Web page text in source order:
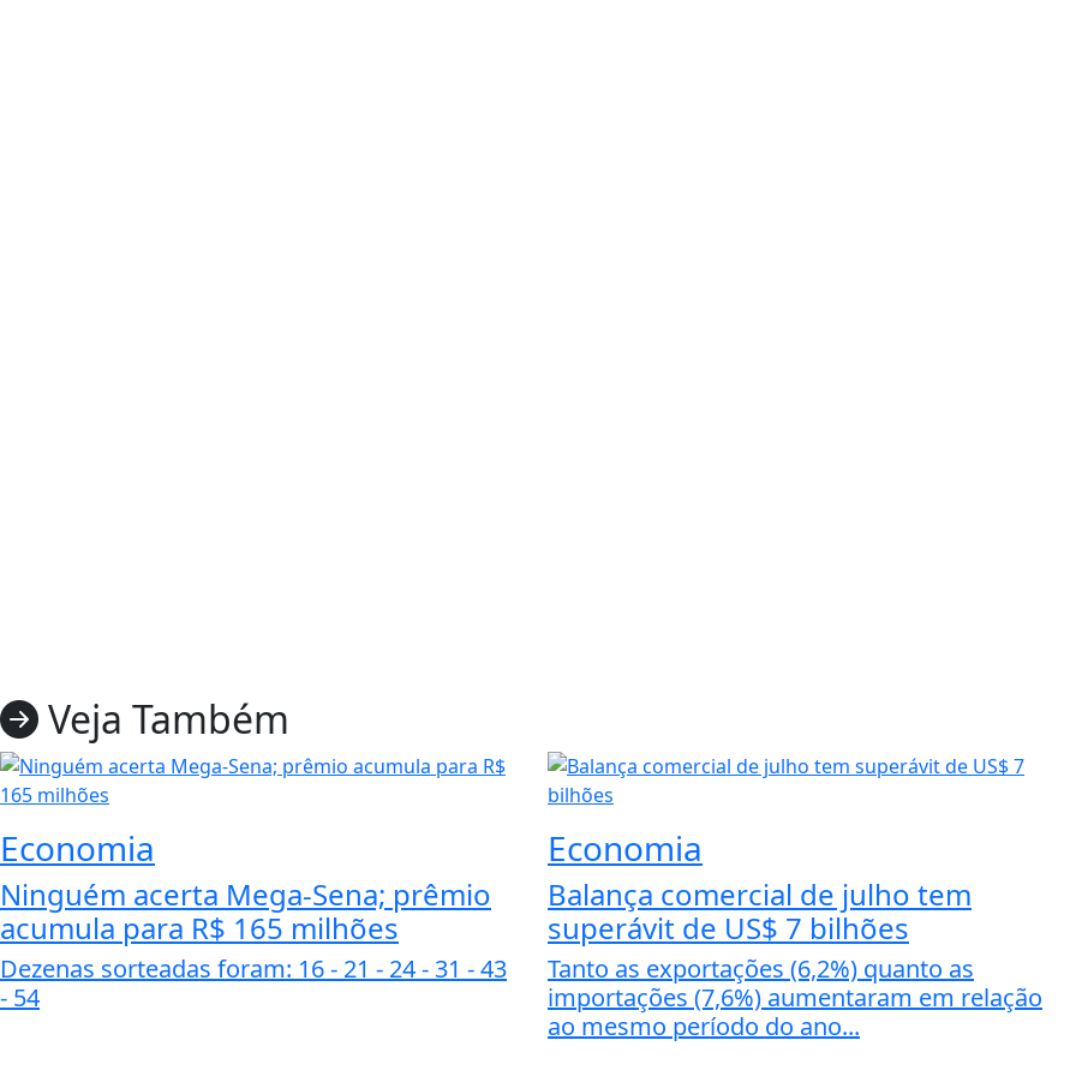
Veja Também
Economia
Ninguém acerta Mega-Sena; prêmio
acumula para R$ 165 milhões
Dezenas sorteadas foram: 16 - 21 - 24 - 31 - 43
- 54
Economia
Balança comercial de julho tem
superávit de US$ 7 bilhões
Tanto as exportações (6,2%) quanto as
importações (7,6%) aumentaram em relação
ao mesmo período do ano...